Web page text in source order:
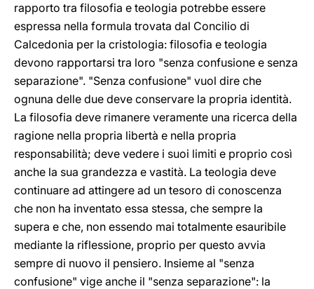
rapporto tra filosofia e teologia potrebbe essere
espressa nella formula trovata dal Concilio di
Calcedonia per la cristologia: filosofia e teologia
devono rapportarsi tra loro "senza confusione e senza
separazione". "Senza confusione" vuol dire che
ognuna delle due deve conservare la propria identità.
La filosofia deve rimanere veramente una ricerca della
ragione nella propria libertà e nella propria
responsabilità; deve vedere i suoi limiti e proprio così
anche la sua grandezza e vastità. La teologia deve
continuare ad attingere ad un tesoro di conoscenza
che non ha inventato essa stessa, che sempre la
supera e che, non essendo mai totalmente esauribile
mediante la riflessione, proprio per questo avvia
sempre di nuovo il pensiero. Insieme al "senza
confusione" vige anche il "senza separazione": la